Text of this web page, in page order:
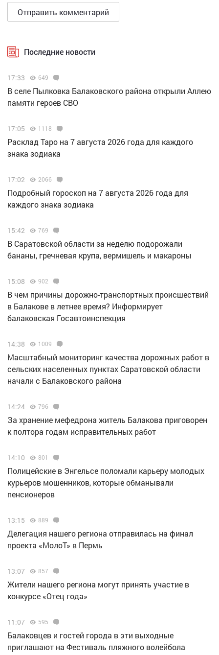
Последние новости
17:33 649
В селе Пылковка Балаковского района открыли Аллею
памяти героев СВО
17:05 1118
Расклад Таро на 7 августа 2026 года для каждого
знака зодиака
17:02 2066
Подробный гороскоп на 7 августа 2026 года для
каждого знака зодиака
15:42 769
В Саратовской области за неделю подорожали
бананы, гречневая крупа, вермишель и макароны
15:08 902
В чем причины дорожно-транспортных происшествий
в Балакове в летнее время? Информирует
балаковская Госавтоинспекция
14:38 1009
Масштабный мониторинг качества дорожных работ в
сельских населенных пунктах Саратовской области
начали с Балаковского района
14:24 796
За хранение мефедрона житель Балакова приговорен
к полтора годам исправительных работ
14:10 801
Полицейские в Энгельсе поломали карьеру молодых
курьеров мошенников, которые обманывали
пенсионеров
13:15 889
Делегация нашего региона отправилась на финал
проекта «МолоТ» в Пермь
13:07 857
Жители нашего региона могут принять участие в
конкурсе «Отец года»
11:07 595
Балаковцев и гостей города в эти выходные
приглашают на Фестиваль пляжного волейбола